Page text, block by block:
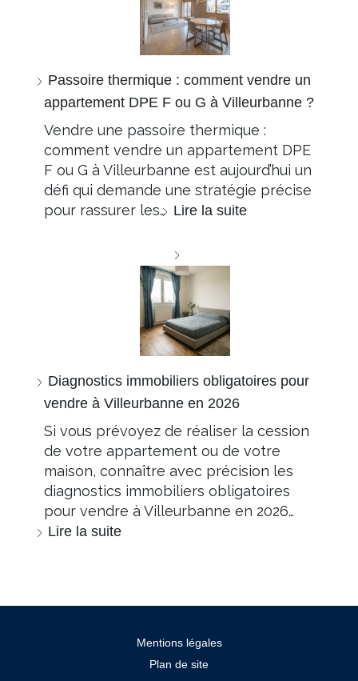
Passoire thermique : comment vendre un
appartement DPE F ou G à Villeurbanne ?
Vendre une passoire thermique :
comment vendre un appartement DPE
F ou G à Villeurbanne est aujourd’hui un
défi qui demande une stratégie précise
pour rassurer les… Lire la suite
Diagnostics immobiliers obligatoires pour
vendre à Villeurbanne en 2026
Si vous prévoyez de réaliser la cession
de votre appartement ou de votre
maison, connaître avec précision les
diagnostics immobiliers obligatoires
pour vendre à Villeurbanne en 2026…
Lire la suite
Mentions légales
Plan de site